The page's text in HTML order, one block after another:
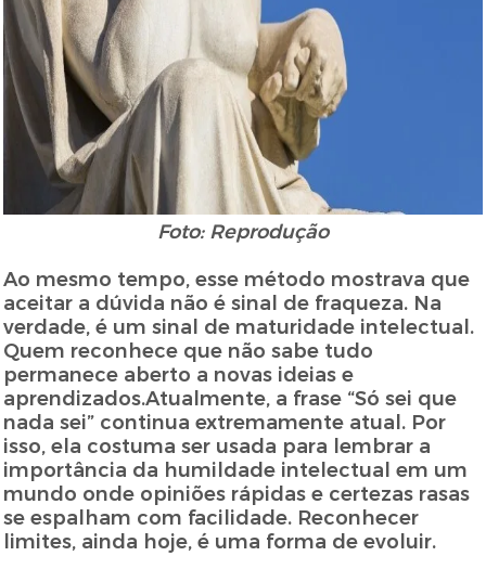
Foto: Reprodução
Ao mesmo tempo, esse método mostrava que
aceitar a dúvida não é sinal de fraqueza. Na
verdade, é um sinal de maturidade intelectual.
Quem reconhece que não sabe tudo
permanece aberto a novas ideias e
aprendizados.Atualmente, a frase “Só sei que
nada sei” continua extremamente atual. Por
isso, ela costuma ser usada para lembrar a
importância da humildade intelectual em um
mundo onde opiniões rápidas e certezas rasas
se espalham com facilidade. Reconhecer
limites, ainda hoje, é uma forma de evoluir.